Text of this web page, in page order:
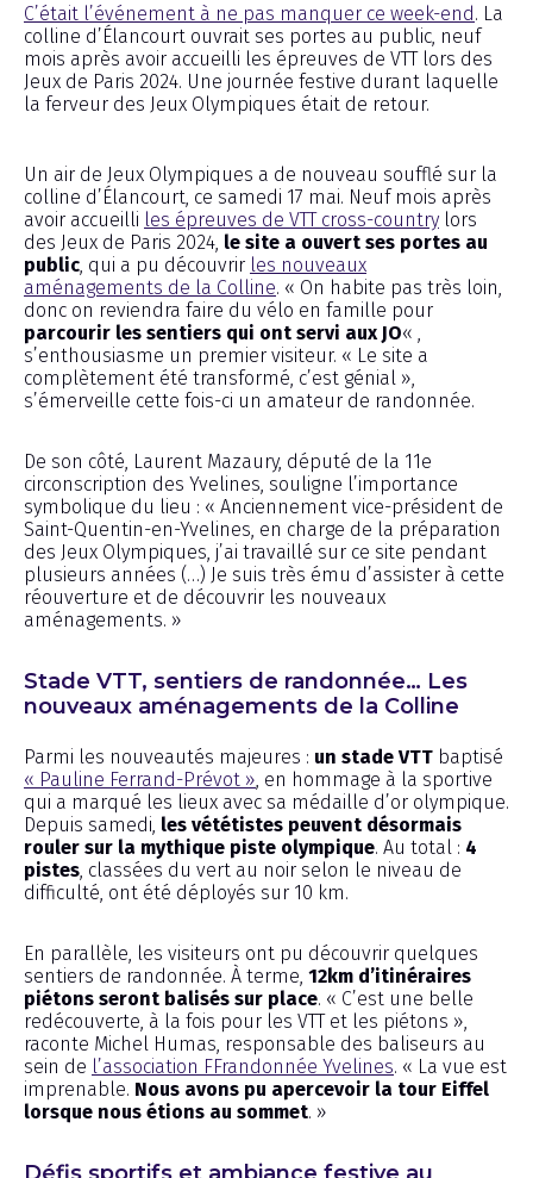
C’était l’événement à ne pas manquer ce week-end. La
colline d’Élancourt ouvrait ses portes au public, neuf
mois après avoir accueilli les épreuves de VTT lors des
Jeux de Paris 2024. Une journée festive durant laquelle
la ferveur des Jeux Olympiques était de retour.
Un air de Jeux Olympiques a de nouveau soufflé sur la
colline d’Élancourt, ce samedi 17 mai. Neuf mois après
avoir accueilli les épreuves de VTT cross-country lors
des Jeux de Paris 2024, le site a ouvert ses portes au
public , qui a pu découvrir les nouveaux
aménagements de la Colline. « On habite pas très loin,
donc on reviendra faire du vélo en famille pour
parcourir les sentiers qui ont servi aux JO« ,
s’enthousiasme un premier visiteur. « Le site a
complètement été transformé, c’est génial »,
s’émerveille cette fois-ci un amateur de randonnée.
De son côté, Laurent Mazaury, député de la 11e
circonscription des Yvelines, souligne l’importance
symbolique du lieu : « Anciennement vice-président de
Saint-Quentin-en-Yvelines, en charge de la préparation
des Jeux Olympiques, j’ai travaillé sur ce site pendant
plusieurs années (…) Je suis très ému d’assister à cette
réouverture et de découvrir les nouveaux
aménagements. »
Stade VTT, sentiers de randonnée… Les
nouveaux aménagements de la Colline
Parmi les nouveautés majeures : un stade VTT baptisé
« Pauline Ferrand-Prévot » , en hommage à la sportive
qui a marqué les lieux avec sa médaille d’or olympique.
Depuis samedi, les vététistes peuvent désormais
rouler sur la mythique piste olympique. Au total : 4
pistes , classées du vert au noir selon le niveau de
difficulté, ont été déployés sur 10 km.
En parallèle, les visiteurs ont pu découvrir quelques
sentiers de randonnée. À terme, 12km d’itinéraires
piétons seront balisés sur place. « C’est une belle
redécouverte, à la fois pour les VTT et les piétons »,
raconte Michel Humas, responsable des baliseurs au
sein de l’association FFrandonnée Yvelines. « La vue est
imprenable. Nous avons pu apercevoir la tour Eiffel
lorsque nous étions au sommet. »
Défis sportifs et ambiance festive au